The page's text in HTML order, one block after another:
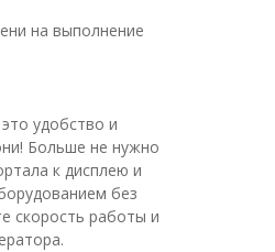
на выполнение
удобство и
Больше не нужно
к дисплею и
без
скорость работы и